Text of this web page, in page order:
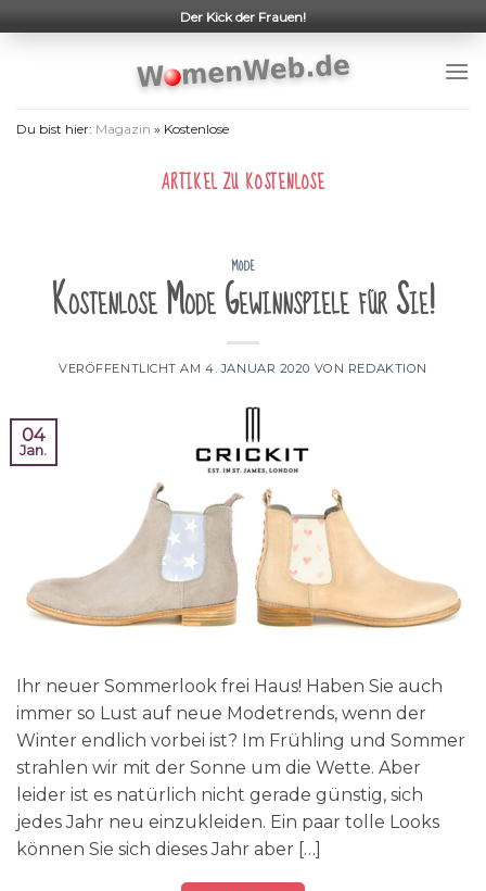
to
Der Kick der Frauen!
Du bist hier: Magazin » Kostenlose
ARTIKEL ZU KOSTENLOSE
MODE
Kostenlose Mode Gewinnspiele für Sie!
VERÖFFENTLICHT AM4. JANUAR 2020 VON REDAKTION
04
Jan.
Ihr neuer Sommerlook frei Haus! Haben Sie auch
immer so Lust auf neue Modetrends, wenn der
Winter endlich vorbei ist? Im Frühling und Sommer
strahlen wir mit der Sonne um die Wette. Aber
leider ist es natürlich nicht gerade günstig, sich
jedes Jahr neu einzukleiden. Ein paar tolle Looks
können Sie sich dieses Jahr aber […]